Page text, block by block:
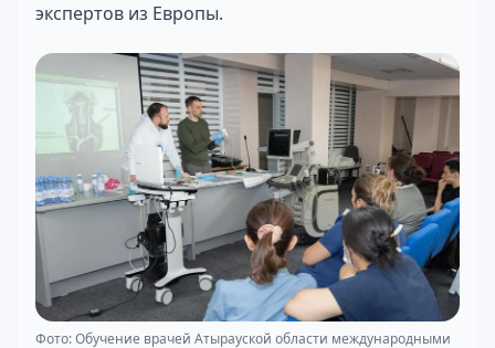
экспертов из Европы.
Фото: Обучение врачей Атырауской области международными